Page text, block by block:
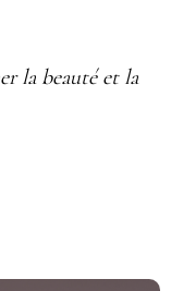
la beauté et la